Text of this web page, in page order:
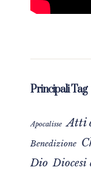
Principali Tag
Apocalisse Atti
Benedizione
Dio